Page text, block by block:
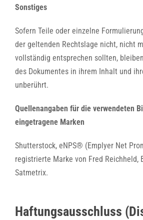
Sonstiges
Sofern Teile oder einzelne
der geltenden Rechtslage nicht, nicht
vollständig entsprechen sollten,
des Dokumentes in ihrem Inhalt und
unberührt.
Quellenangaben für die verwendeten
eingetragene Marken
Shutterstock, eNPS® (Emplyer Net
registrierte Marke von Fred Reichheld,
Satmetrix.
Haftungsausschluss